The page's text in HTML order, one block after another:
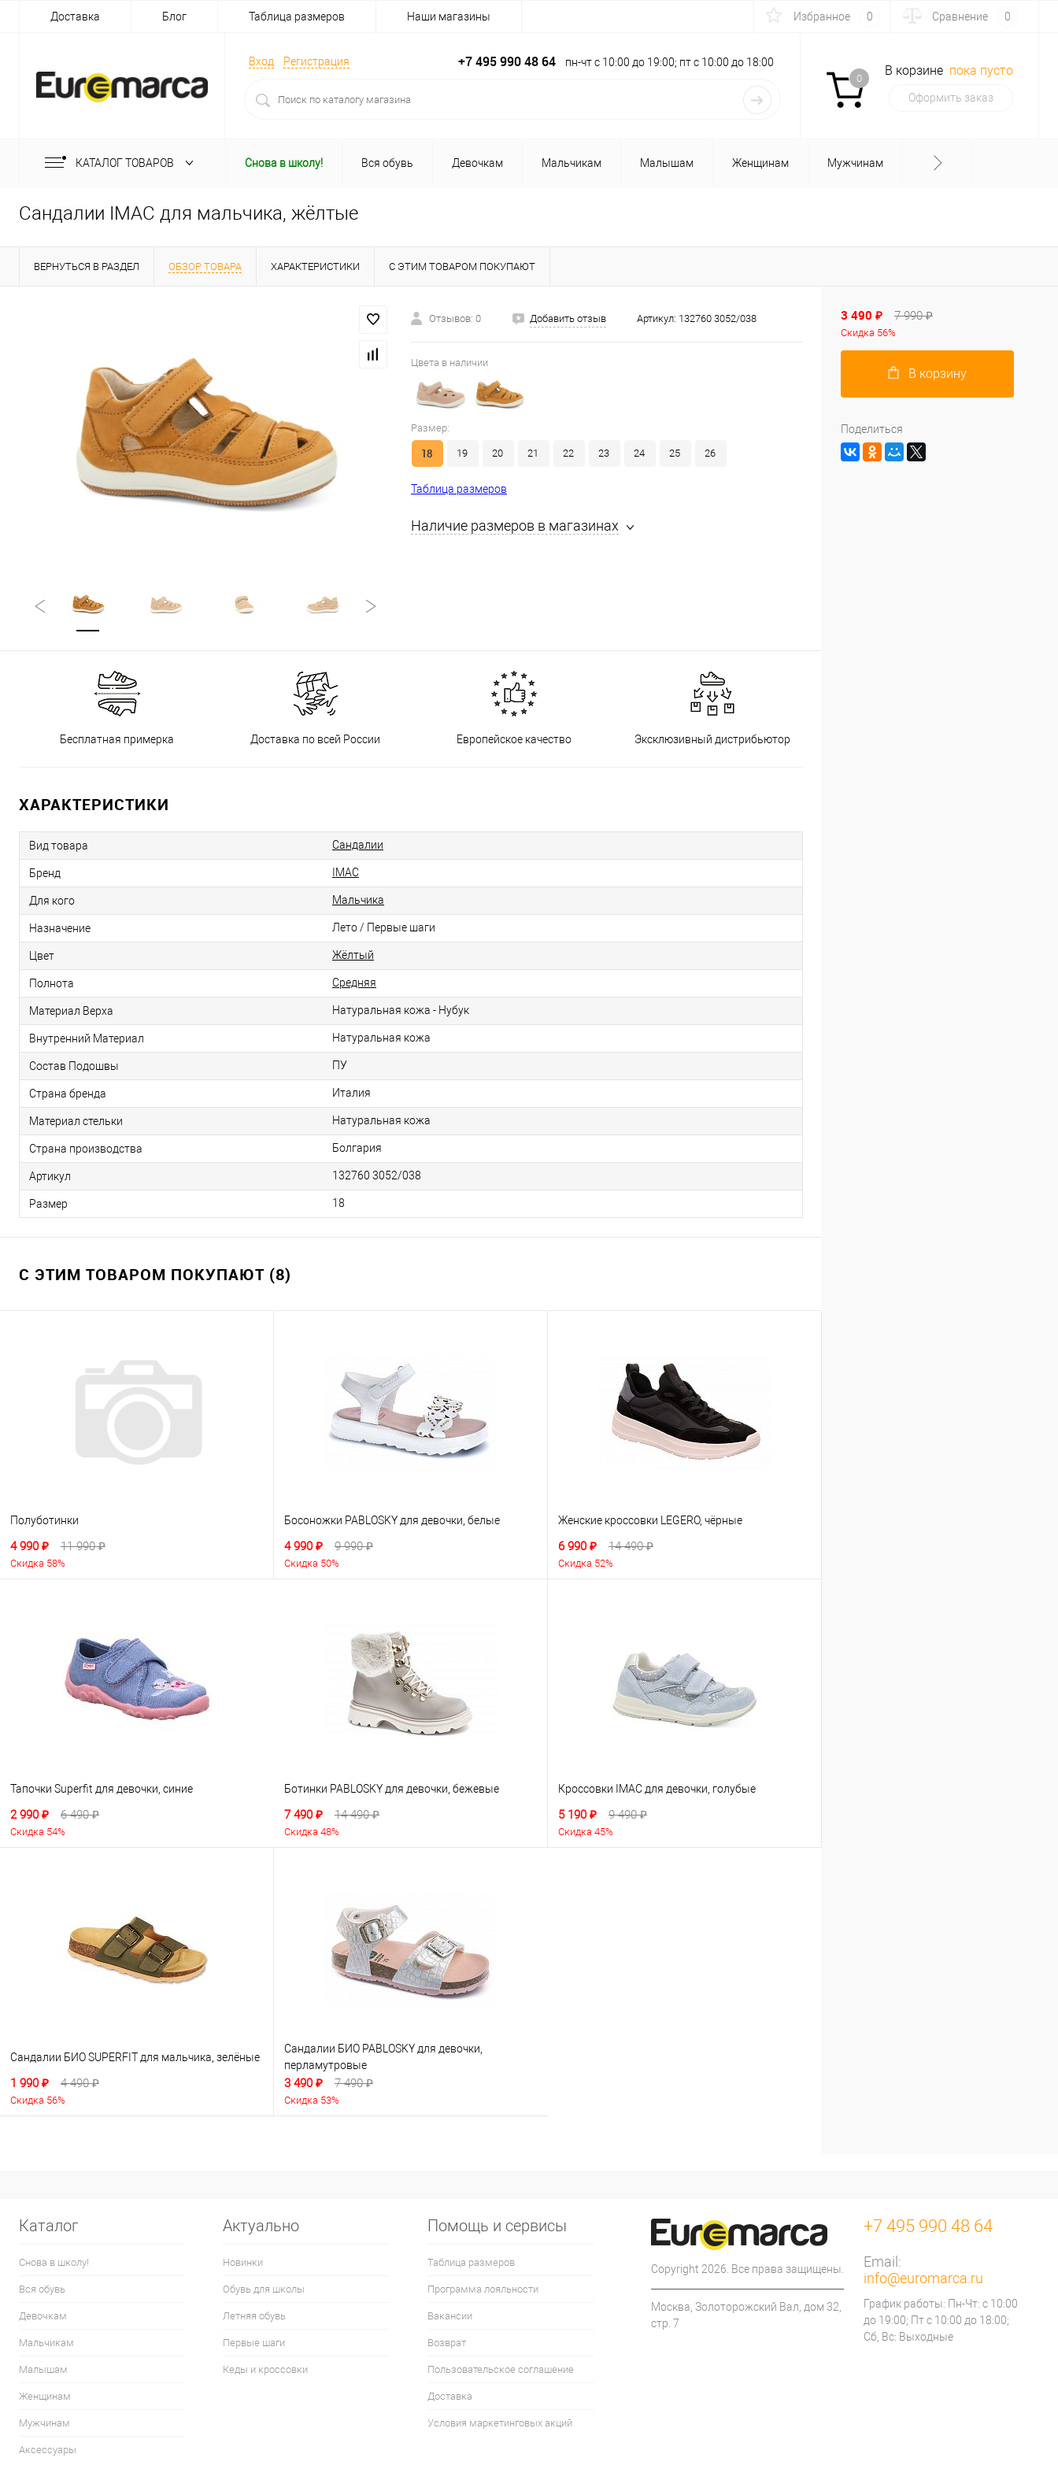
Доставка Блог Таблица размеров Наши магазины Избранное 0 Сравнение 0
Вход Регистрация +7 495 990 48 64 пн-чт с 10:00 до 19:00; пт с 10:00 до 18:00
0
В корзине пока пусто
Оформить заказ
КАТАЛОГ ТОВАРОВ Снова в школу! Вся обувь Девочкам Мальчикам Малышам Женщинам Мужчинам
Сандалии IMAC для мальчика, жёлтые
ВЕРНУТЬСЯ В РАЗДЕЛ ОБЗОР ТОВАРА ХАРАКТЕРИСТИКИ С ЭТИМ ТОВАРОМ ПОКУПАЮТ
Отзывов: 0 Добавить отзыв Артикул: 132760 3052/038
Цвета в наличии
Размер:
18 19 20 21 22 23 24 25 26
Таблица размеров
Наличие размеров в магазинах
Бесплатная примерка Доставка по всей России Европейское качество Эксклюзивный дистрибьютор
ХАРАКТЕРИСТИКИ
Вид товара Сандалии
Бренд IMAC
Для кого Мальчика
Назначение Лето / Первые шаги
Цвет Жёлтый
Полнота Средняя
Материал Верха Натуральная кожа - Нубук
Внутренний Материал Натуральная кожа
Состав Подошвы ПУ
Страна бренда Италия
Материал стельки Натуральная кожа
Страна производства Болгария
Артикул 132760 3052/038
Размер 18
С ЭТИМ ТОВАРОМ ПОКУПАЮТ (8)
Полуботинки
4 990 ₽ 11 990 ₽
Скидка 58%
Босоножки PABLOSKY для девочки, белые
4 990 ₽ 9 990 ₽
Скидка 50%
Женские кроссовки LEGERO, чёрные
6 990 ₽ 14 490 ₽
Скидка 52%
Тапочки Superfit для девочки, синие
2 990 ₽ 6 490 ₽
Скидка 54%
Ботинки PABLOSKY для девочки, бежевые
7 490 ₽ 14 490 ₽
Скидка 48%
Кроссовки IMAC для девочки, голубые
5 190 ₽ 9 490 ₽
Скидка 45%
Сандалии БИО SUPERFIT для мальчика, зелёные
1 990 ₽ 4 490 ₽
Скидка 56%
Сандалии БИО PABLOSKY для девочки,
перламутровые
3 490 ₽ 7 490 ₽
Скидка 53%
3 490 ₽ 7 990 ₽
Скидка 56%
В корзину
Поделиться
Каталог
Снова в школу!
Вся обувь
Девочкам
Мальчикам
Малышам
Женщинам
Мужчинам
Аксессуары
Актуально
Новинки
Обувь для школы
Летняя обувь
Первые шаги
Кеды и кроссовки
Помощь и сервисы
Таблица размеров
Программа лояльности
Вакансии
Возврат
Пользовательское соглашение
Доставка
Условия маркетинговых акций
Copyright 2026. Все права защищены.
Москва, Золоторожский Вал, дом 32,
стр. 7
+7 495 990 48 64
Email:
info@euromarca.ru
График работы: Пн-Чт: с 10:00
до 19:00; Пт с 10:00 до 18:00;
Сб, Вс: Выходные